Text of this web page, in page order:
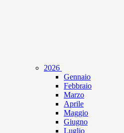
2026
Gennaio
Febbraio
Marzo
Aprile
Maggio
Giugno
Luglio